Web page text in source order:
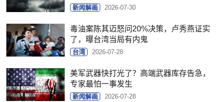
新闻解画 2026-07-30
毒油案陈其迈怒问20%决策，卢秀燕证实
了，曝台湾当局有内鬼
台湾 2026-07-28
美军武器快打光了？高端武器库存告急，
专家最怕一事发生
新闻解画 2026-07-28